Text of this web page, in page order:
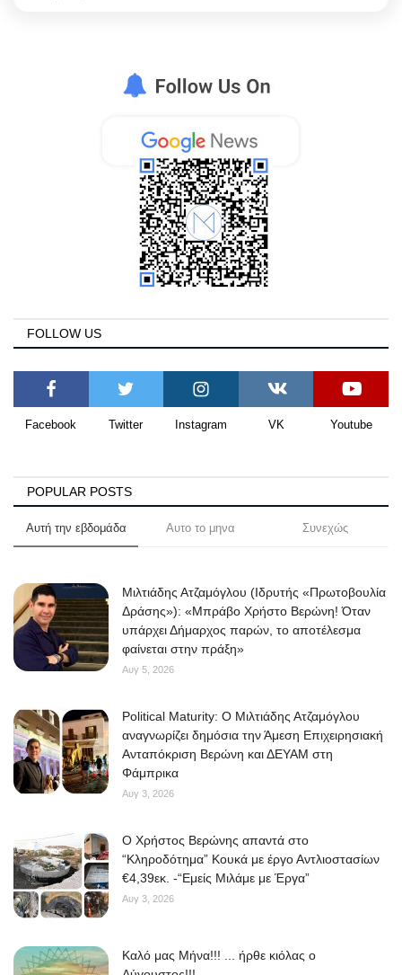
FOLLOW US
Facebook Twitter Instagram VK Youtube
POPULAR POSTS
Αυτή την εβδομάδα Αυτο το μηνα Συνεχώς
Μιλτιάδης Ατζαμόγλου (Ιδρυτής «Πρωτοβουλία
Δράσης»): «Μπράβο Χρήστο Βερώνη! Όταν
υπάρχει Δήμαρχος παρών, το αποτέλεσμα
φαίνεται στην πράξη»
Αυγ 5, 2026
Political Maturity: Ο Μιλτιάδης Ατζαμόγλου
αναγνωρίζει δημόσια την Άμεση Επιχειρησιακή
Ανταπόκριση Βερώνη και ΔΕΥΑΜ στη
Φάμπρικα
Αυγ 3, 2026
O Χρήστος Βερώνης απαντά στο
“Κληροδότημα” Κουκά με έργο Αντλιοστασίων
€4,39εκ. -“Εμείς Μιλάμε με Έργα”
Αυγ 3, 2026
Kαλό μας Μήνα!!! ... ήρθε κιόλας ο